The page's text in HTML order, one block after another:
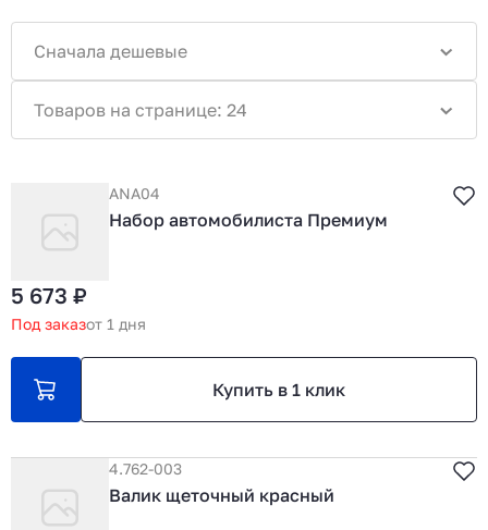
Сначала дешевые
Товаров на странице: 24
ANA04
Набор автомобилиста Премиум
5 673 ₽
Под заказот 1 дня
Купить в 1 клик
4.762-003
Валик щеточный красный